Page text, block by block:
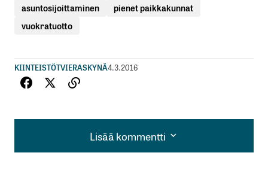
asuntosijoittaminen
pienet paikkakunnat
vuokratuotto
KIINTEISTÖTVIERASKYNÄ4.3.2016
Lisää kommentti
Lisää kommentti